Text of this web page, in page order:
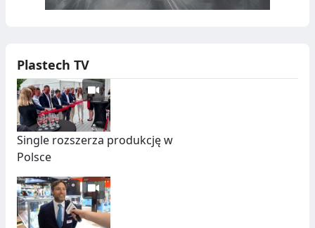
Plastech TV
Single rozszerza produkcję w
Polsce